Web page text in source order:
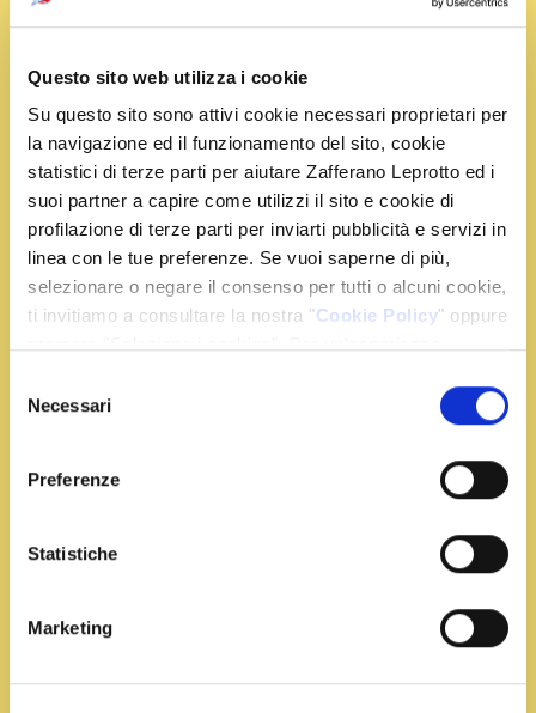
Questo sito web utilizza i cookie
Su questo sito sono attivi cookie necessari proprietari per
la navigazione ed il funzionamento del sito, cookie
statistici di terze parti per aiutare Zafferano Leprotto ed i
suoi partner a capire come utilizzi il sito e cookie di
profilazione di terze parti per inviarti pubblicità e servizi in
linea con le tue preferenze. Se vuoi saperne di più,
selezionare o negare il consenso per tutti o alcuni cookie,
ti invitiamo a consultare la nostra "Cookie Policy" oppure
delNecessari
Preferenze
Statistiche
Marketing
200 g di guanciale croccante
600 g di polpo
1 limone
1 foglia di alloro
10 g pepe in grani
3 tuorli d’uovo
3 cucchiai di acqua
230 g di burro chiarificato
Cuocete il polpo in acqua bollente aromatizzata con
raffreddare, condite con olio e rosolate su griglia
l’acqua a bagnomaria e iniziate a montare il
composto con la frusta.
Portate il burro chiarificato alla temperatura di 40